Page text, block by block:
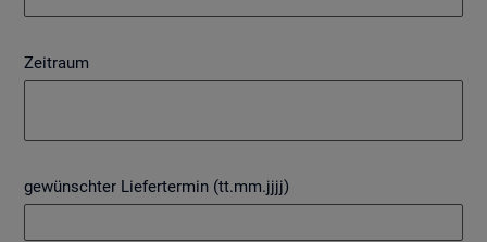
Zeitraum
gewünschter Liefertermin (tt.mm.jjjj)